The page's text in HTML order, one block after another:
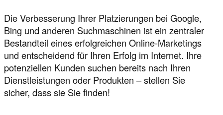
Die Verbesserung Ihrer Platzierungen bei Google,
Bing und anderen Suchmaschinen ist ein zentraler
Bestandteil eines erfolgreichen Online-Marketings
und entscheidend für Ihren Erfolg im Internet. Ihre
potenziellen Kunden suchen bereits nach Ihren
Dienstleistungen oder Produkten – stellen Sie
sicher, dass sie Sie finden!